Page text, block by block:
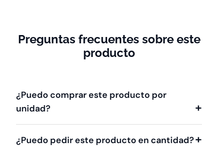
Preguntas frecuentes sobre este
producto
¿Puedo comprar este producto por
unidad?
¿Puedo pedir este producto en cantidad?